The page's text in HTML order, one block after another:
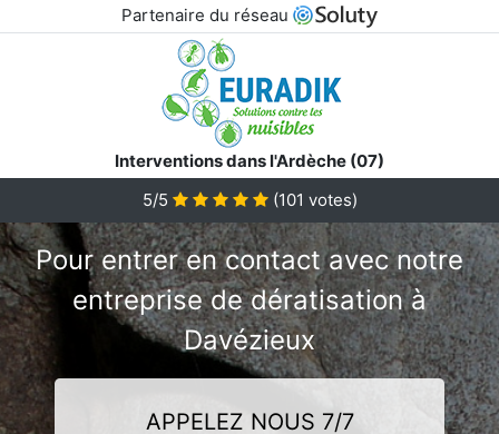
Partenaire du réseau
Interventions dans l'Ardèche (07)
5/5
(101 votes)
Pour entrer en contact avec notre
entreprise de dératisation à
Davézieux
APPELEZ NOUS 7/7